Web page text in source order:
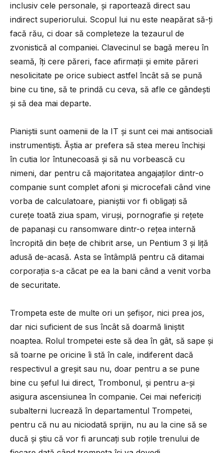
inclusiv cele personale, și raportează direct sau
indirect superiorului. Scopul lui nu este neapărat să-ți
facă rău, ci doar să completeze la tezaurul de
zvonistică al companiei. Clavecinul se bagă mereu în
seamă, îți cere păreri, face afirmații și emite păreri
nesolicitate pe orice subiect astfel încât să se pună
bine cu tine, să te prindă cu ceva, să afle ce gândești
și să dea mai departe.
Pianiștii sunt oamenii de la IT și sunt cei mai antisociali
instrumentiști. Ăștia ar prefera să stea mereu închiși
în cutia lor întunecoasă și să nu vorbească cu
nimeni, dar pentru că majoritatea angajaților dintr-o
companie sunt complet afoni și microcefali când vine
vorba de calculatoare, pianiștii vor fi obligați să
curețe toată ziua spam, viruși, pornografie și rețete
de papanași cu ransomware dintr-o rețea internă
încropită din bețe de chibrit arse, un Pentium 3 și liță
adusă de-acasă. Asta se întâmplă pentru că ditamai
corporația s-a căcat pe ea la bani când a venit vorba
de securitate.
Trompeta este de multe ori un șefișor, nici prea jos,
dar nici suficient de sus încât să doarmă liniștit
noaptea. Rolul trompetei este să dea în gât, să sape și
să toarne pe oricine îi stă în cale, indiferent dacă
respectivul a greșit sau nu, doar pentru a se pune
bine cu șeful lui direct, Trombonul, și pentru a-și
asigura ascensiunea în companie. Cei mai nefericiți
subalterni lucrează în departamentul Trompetei,
pentru că nu au niciodată sprijin, nu au la cine să se
ducă și știu că vor fi aruncați sub roțile trenului de